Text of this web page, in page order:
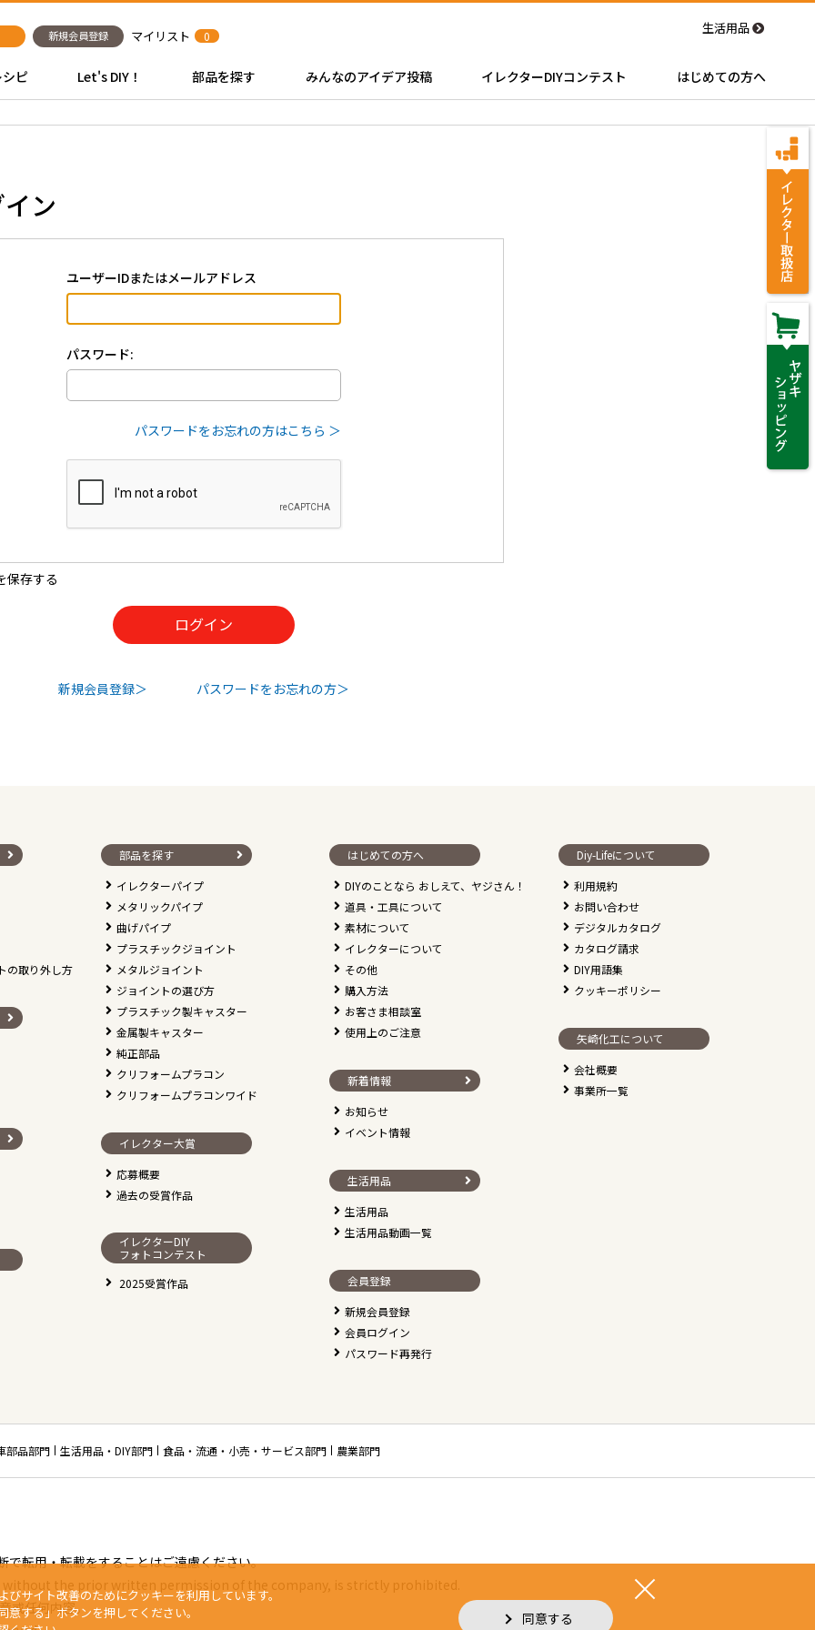
新規会員登録 マイリスト 0 生活用品
ピ Let's DIY！ 部品を探す みんなのアイデア投稿 イレクターDIYコンテスト はじめての方へ
ン
ユーザーIDまたはメールアドレス
パスワード:
パスワードをお忘れの方はこちら ＞
保存する
新規会員登録 パスワードをお忘れの方
の取り外し方
部品を探す
イレクターパイプ
メタリックパイプ
曲げパイプ
プラスチックジョイント
メタルジョイント
ジョイントの選び方
プラスチック製キャスター
金属製キャスター
純正部品
クリフォームプラコン
クリフォームプラコンワイド
イレクター大賞
応募概要
過去の受賞作品
イレクターDIY
フォトコンテスト
2025受賞作品
はじめての方へ
DIYのことなら おしえて、ヤジさん！
道具・工具について
素材について
イレクターについて
その他
購入方法
お客さま相談室
使用上のご注意
新着情報
お知らせ
イベント情報
生活用品
生活用品
生活用品動画一覧
会員登録
新規会員登録
会員ログイン
パスワード再発行
Diy-Lifeについて
利用規約
お問い合わせ
デジタルカタログ
カタログ請求
DIY用語集
クッキーポリシー
矢崎化工について
会社概要
事業所一覧
部品部門 生活用品・DIY部門 食品・流通・小売・サービス部門 農業部門
で転用・転載をすることはご遠慮ください。
the prior written permission of the company, is strictly prohibited.
或任何内容。
びサイト改善のためにクッキーを利用しています。
する」ボタンを押してください。
同意する